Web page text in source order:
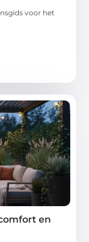
voor het
en